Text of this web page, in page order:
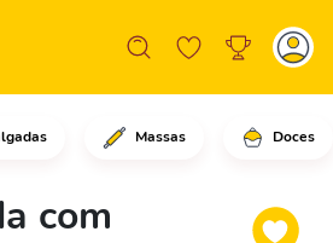
Massas Doces
com
grande, coloque o